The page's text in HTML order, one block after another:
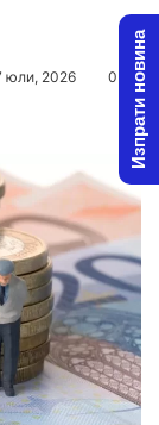
юли, 2026 0 Изпрати новина